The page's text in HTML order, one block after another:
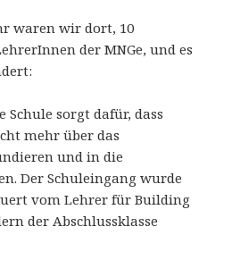
waren wir dort, 10
der MNGe, und es
sorgt dafür, dass
mehr über das
und in die
Der Schuleingang wurde
vom Lehrer für Building
der Abschlussklasse